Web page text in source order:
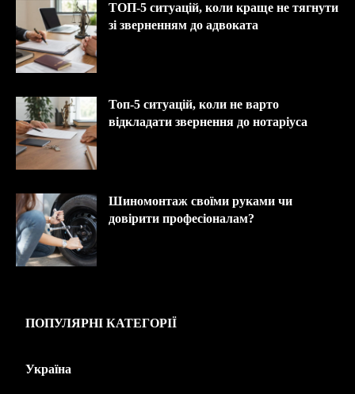
ТОП-5 ситуацій, коли краще не тягнути
зі зверненням до адвоката
Топ-5 ситуацій, коли не варто
відкладати звернення до нотаріуса
Шиномонтаж своїми руками чи
довірити професіоналам?
ПОПУЛЯРНІ КАТЕГОРІЇ
Україна